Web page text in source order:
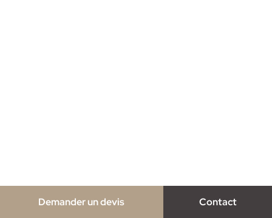
Demander un devis Contact